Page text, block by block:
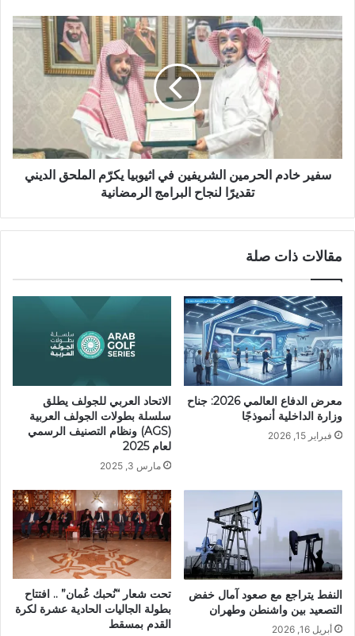
سفير خادم الحرمين الشريفين في اثيوبيا يكرّم الملحق الديني
تقديرًا لنجاح البرامج الرمضانية
مقالات ذات صلة
معرض الدفاع العالمي 2026: جناح
وزارة الداخلية أنموذجًا
فبراير 15, 2026
الاتحاد العربي للجولف يطلق
سلسلة بطولات الجولف العربية
(AGS) ونظام التصنيف الرسمي
لعام 2025
مارس 3, 2025
النفط يتراجع مع صعود آمال خفض
التصعيد بين واشنطن وطهران
أبريل 16, 2026
تحت شعار “نُحبك عُمان” .. افتتاح
بطولة الجاليات الحادية عشرة لكرة
القدم بمسقط